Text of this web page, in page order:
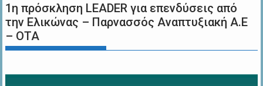
1η πρόσκληση LEADER για επενδύσεις από
την Ελικώνας – Παρνασσός Αναπτυξιακή Α.Ε
– ΟΤΑ